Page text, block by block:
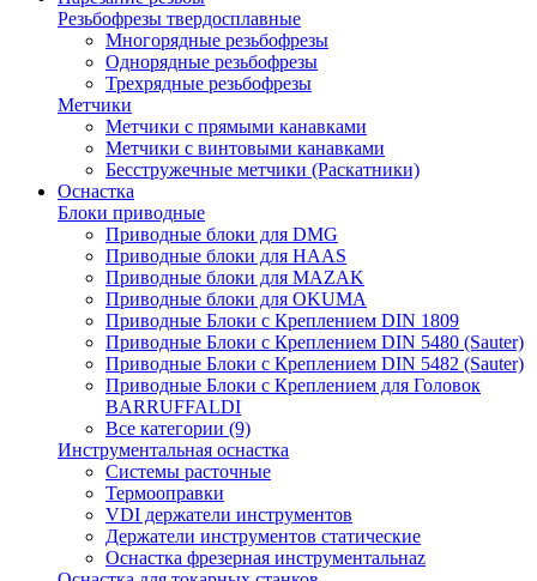
Резьбофрезы твердосплавные
Многорядные резьбофрезы
Однорядные резьбофрезы
Трехрядные резьбофрезы
Метчики
Метчики с прямыми канавками
Метчики с винтовыми канавками
Бесстружечные метчики (Раскатники)
Оснастка
Блоки приводные
Приводные блоки для DMG
Приводные блоки для HAAS
Приводные блоки для MAZAK
Приводные блоки для OKUMA
Приводные Блоки с Креплением DIN 1809
Приводные Блоки с Креплением DIN 5480 (Sauter)
Приводные Блоки с Креплением DIN 5482 (Sauter)
Приводные Блоки с Креплением для Головок
BARRUFFALDI
Все категории (9)
Инструментальная оснастка
Системы расточные
Термооправки
VDI держатели инструментов
Держатели инструментов статические
Оснастка фрезерная инструментальнаz